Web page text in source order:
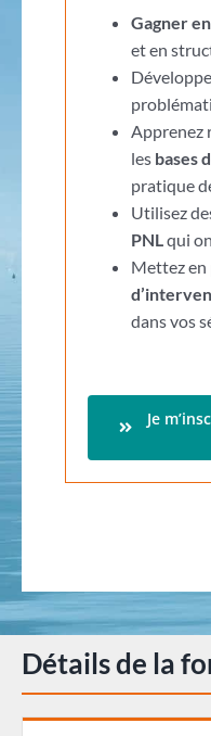
Gagner
et en
Apprenez
lesbases
pratique
Utilisez
PNLqui
Mettez en
dans vos
Je
Détails de la